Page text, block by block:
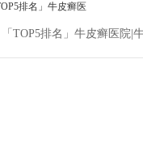
排名」牛皮癣医